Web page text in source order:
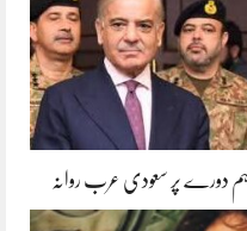
اہم دورے پر سعودی عرب روانہ